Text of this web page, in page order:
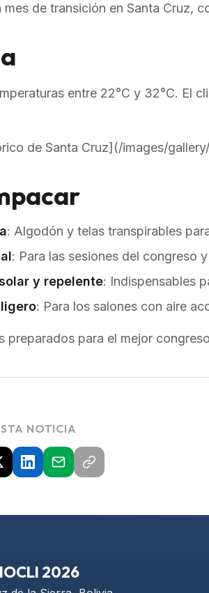
mes de transición en Santa Cruz,
entre 22°C y 32°C. El
de Santa Cruz](/images/
: Algodón y telas transpirables
: Para las sesiones del congreso
y repelente: Indispensables
: Para los salones con aire
preparados para el mejor
NOTICIA
2026